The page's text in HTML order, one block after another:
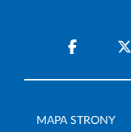
MAPA STRONY